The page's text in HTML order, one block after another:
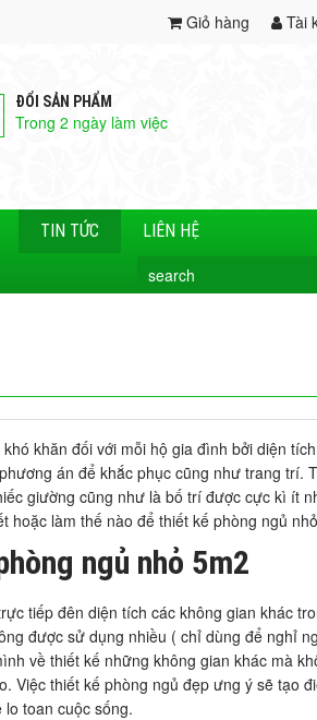
Giỏ hàng Tài
ĐỔI SẢN PHẨM
Trong 2 ngày làm việc
TIN TỨC LIÊN HỆ
khăn đối với mỗi hộ gia đình bởi diện
án để khắc phục cũng như trang trí.
giường cũng như là bố trí được cực kì ít
hoặc làm thế nào để thiết kế phòng ngủ
ngủ nhỏ 5m2
tiếp đên diện tích các không gian khác
được sử dụng nhiều ( chỉ dùng để nghỉ
về thiết kế những không gian khác mà
Việc thiết kế phòng ngủ đẹp ưng ý sẽ tạo
toan cuộc sống.